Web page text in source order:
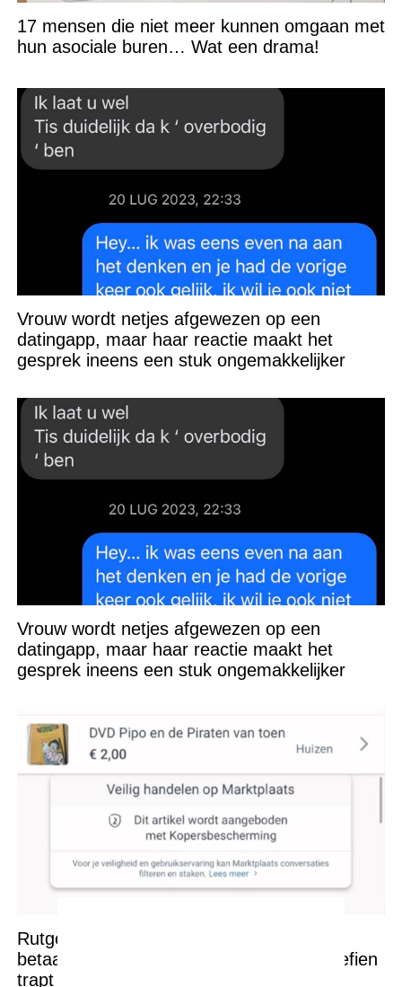
17 mensen die niet meer kunnen omgaan met
hun asociale buren… Wat een drama!
Vrouw wordt netjes afgewezen op een
datingapp, maar haar reactie maakt het
gesprek ineens een stuk ongemakkelijker
Vrouw wordt netjes afgewezen op een
datingapp, maar haar reactie maakt het
gesprek ineens een stuk ongemakkelijker
Rutger bedenkt een héél bijzondere
betaalmethode op Marktplaats maar Josefien
trapt er niet in